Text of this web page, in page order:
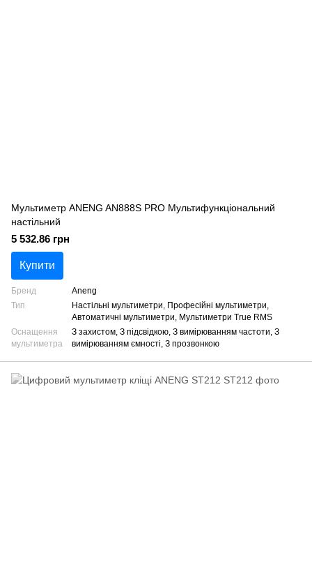
Мультиметр ANENG AN888S PRO Мультифункціональний
настільний
5 532.86 грн
Купити
Бренд
Aneng
Тип
Настільні мультиметри, Професійні мультиметри,
Автоматичні мультиметри, Мультиметри True RMS
Оснащення
мультиметра
З захистом, З підсвідкою, З вимірюванням частоти, З
вимірюванням ємності, З прозвонкою